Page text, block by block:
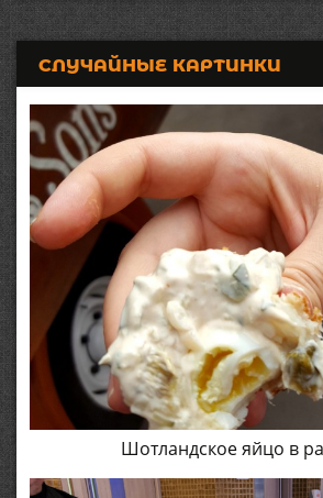
СЛУЧАЙНЫЕ КАРТИНКИ
Шотландское яйцо в